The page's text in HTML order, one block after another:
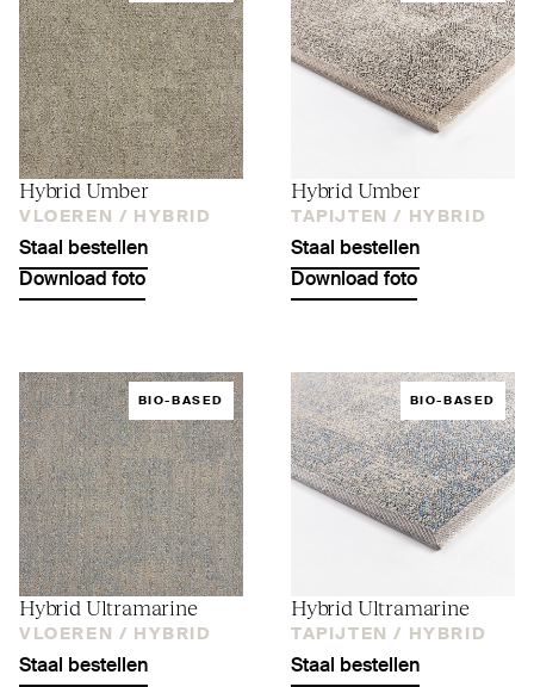
Hybrid Umber
VLOEREN / HYBRID
Staal bestellen
Download foto
Hybrid Umber
TAPIJTEN / HYBRID
Staal bestellen
Download foto
BIO-BASED
Hybrid Ultramarine
VLOEREN / HYBRID
Staal bestellen
BIO-BASED
Hybrid Ultramarine
TAPIJTEN / HYBRID
Staal bestellen